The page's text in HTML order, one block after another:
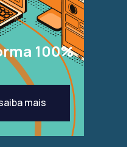
100%
mais